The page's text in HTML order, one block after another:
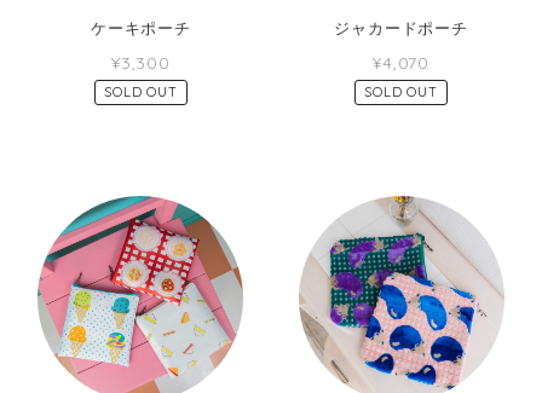
ケーキポーチ
¥3,300
SOLD OUT
ジャカードポーチ
¥4,070
SOLD OUT